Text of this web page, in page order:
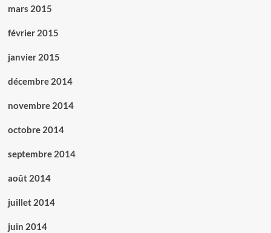
mars 2015
février 2015
janvier 2015
décembre 2014
novembre 2014
octobre 2014
septembre 2014
août 2014
juillet 2014
juin 2014